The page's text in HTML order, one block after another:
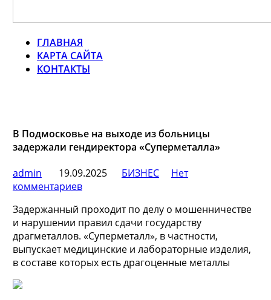
ГЛАВНАЯ
КАРТА САЙТА
КОНТАКТЫ
В Подмосковье на выходе из больницы
задержали гендиректора «Суперметалла»
admin
19.09.2025 БИЗНЕС
Нет
комментариев
Задержанный проходит по делу о мошенничестве
и нарушении правил сдачи государству
драгметаллов. «Суперметалл», в частности,
выпускает медицинские и лабораторные изделия,
в составе которых есть драгоценные металлы